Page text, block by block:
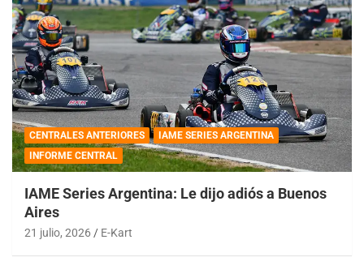
CENTRALES ANTERIORES
IAME SERIES ARGENTINA
INFORME CENTRAL
IAME Series Argentina: Le dijo adiós a Buenos
Aires
21 julio, 2026 E-Kart